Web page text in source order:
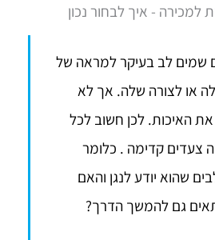
למכירה - איך לבחור נכון
שמים לב בעיקר למראה של
או לצורה שלה. אך לא
האיכות. לכן חשוב לכל
צעדים קדימה . כלומר
שהוא יודע לנגן והאם
גם להמשך הדרך?